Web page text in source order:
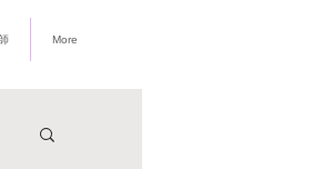
More